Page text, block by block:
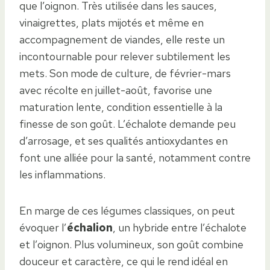
que l’oignon. Très utilisée dans les sauces,
vinaigrettes, plats mijotés et même en
accompagnement de viandes, elle reste un
incontournable pour relever subtilement les
mets. Son mode de culture, de février-mars
avec récolte en juillet-août, favorise une
maturation lente, condition essentielle à la
finesse de son goût. L’échalote demande peu
d’arrosage, et ses qualités antioxydantes en
font une alliée pour la santé, notamment contre
les inflammations.
En marge de ces légumes classiques, on peut
évoquer l’échalion, un hybride entre l’échalote
et l’oignon. Plus volumineux, son goût combine
douceur et caractère, ce qui le rend idéal en